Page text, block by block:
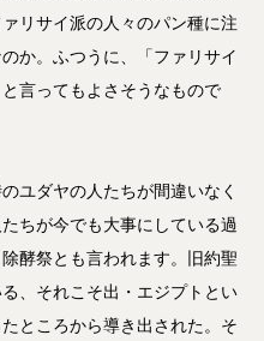
リサイ派の人々のパン種に注
か。ふつうに、「ファリサイ
言ってもよさそうなもので
ユダヤの人たちが間違いなく
ちが今でも大事にしている過
酵祭とも言われます。旧約聖
、それこそ出・エジプトとい
ところから導き出された。そ